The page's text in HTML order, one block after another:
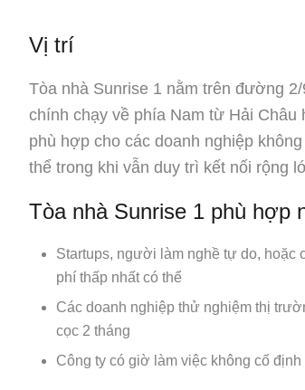
Vị trí
Tòa nhà Sunrise 1 nằm trên đường
chính chạy về phía Nam từ Hải
phù hợp cho các doanh nghiệp
thể trong khi vẫn duy trì kết nối rộng
Tòa nhà Sunrise 1 phù hợp
Startups, người làm nghề tự do, hoặc
phí thấp nhất có thể
Các doanh nghiệp thử nghiệm thị
cọc 2 tháng
Công ty có giờ làm việc không cố